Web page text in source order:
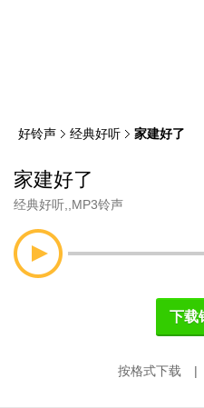
好铃声 经典好听 家建好了
家建好了
经典好听 MP3铃声
下载
按格式下载 |